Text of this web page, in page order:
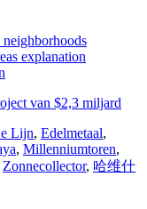
van $2,3 miljard
Lijn, Edelmetaal,
, Millenniumtoren,
Zonnecollector, 哈维什